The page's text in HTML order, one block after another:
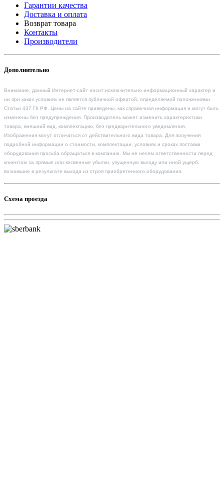
Гарантии качества
Доставка и оплата
Возврат товара
Контакты
Производители
Дополнительно
Внимание, данный Интернет-сайт носит исключительно информационный характер и
ни при каких условиях не является публичной офертой, определяемой положениями
Статьи 437 ГК РФ. Цены на сайте приведены, как справочная информация и могут быть
изменены без предупреждения. Производитель может изменить характеристики
товара, внешний вид, комплектацию, без предварительного уведомления.
Изображения могут отличаться от действительного вида товара. Для получения
подробной информации о стоимости, комплектации, условиях и сроках поставки
оборудования просьба обращаться в компанию. Мы не несем ответственности перед
клиентом за прямые или косвенные убытки, упущенную выгоду или иной ущерб,
возникшие в результате выхода из строя приобретенного оборудования.
Схема проезда